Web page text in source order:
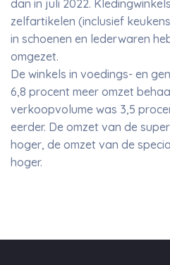
dan in juli 2022.
zelfartikelen (inclusief
in schoenen en lederwaren
omgezet.
De winkels in voedings- en
6,8 procent meer omzet
verkoopvolume was 3,5
eerder. De omzet van de
hoger, de omzet van de
hoger.